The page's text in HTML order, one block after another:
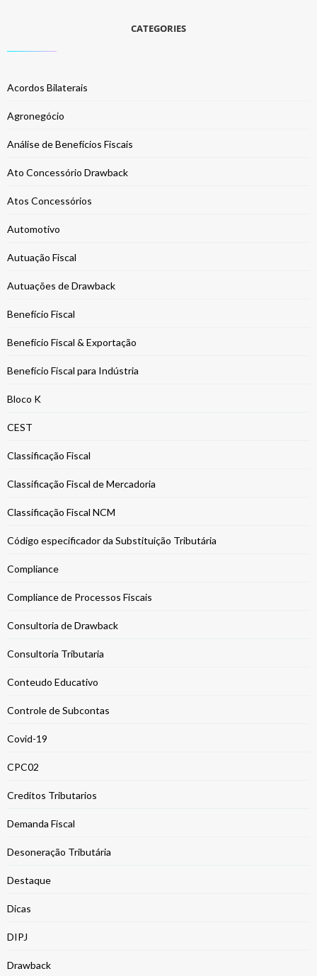
CATEGORIES
Acordos Bilaterais
Agronegócio
Análise de Benefícios Fiscais
Ato Concessório Drawback
Atos Concessórios
Automotivo
Autuação Fiscal
Autuações de Drawback
Benefício Fiscal
Benefício Fiscal & Exportação
Benefício Fiscal para Indústria
Bloco K
CEST
Classificação Fiscal
Classificação Fiscal de Mercadoria
Classificação Fiscal NCM
Código especificador da Substituição Tributária
Compliance
Compliance de Processos Fiscais
Consultoria de Drawback
Consultoria Tributaria
Conteudo Educativo
Controle de Subcontas
Covid-19
CPC02
Creditos Tributarios
Demanda Fiscal
Desoneração Tributária
Destaque
Dicas
DIPJ
Drawback